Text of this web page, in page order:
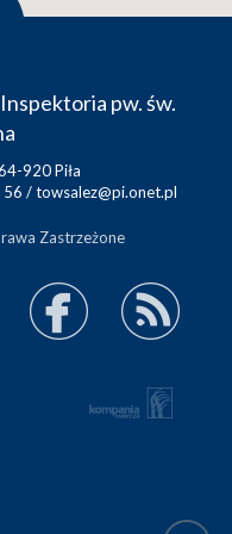
pw. św.
920 Piła
56 /towsalez@pi.onet.pl
Zastrzeżone